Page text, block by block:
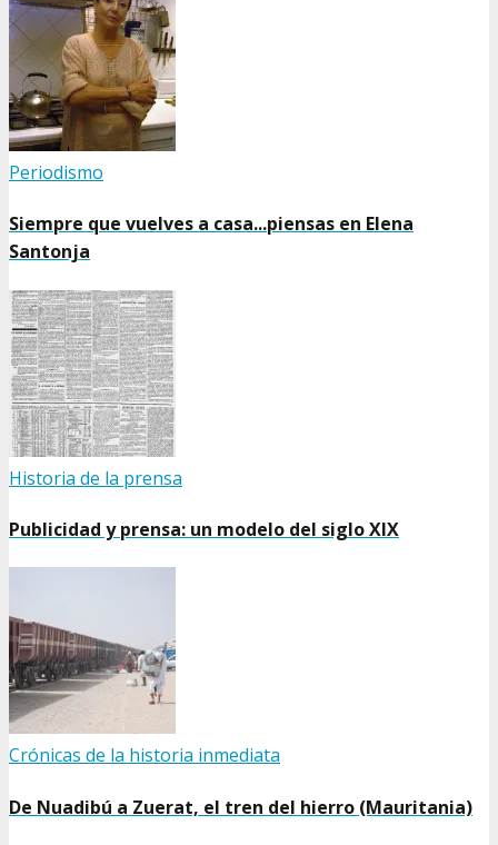
Periodismo
Siempre que vuelves a casa...piensas en Elena
Santonja
Historia de la prensa
Publicidad y prensa: un modelo del siglo XIX
Crónicas de la historia inmediata
De Nuadibú a Zuerat, el tren del hierro (Mauritania)